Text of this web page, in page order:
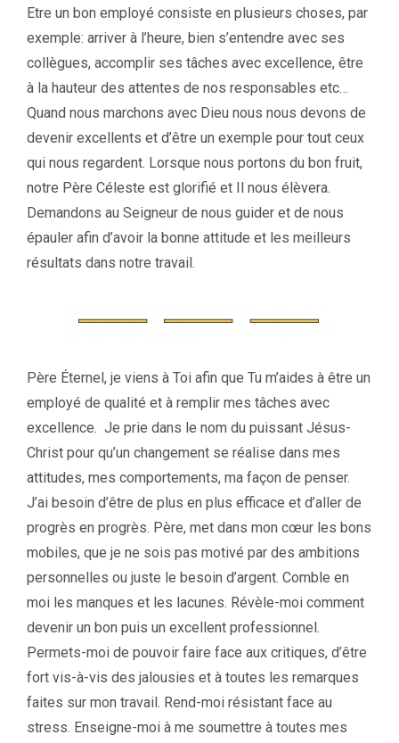
Etre un bon employé consiste en plusieurs choses, par
exemple: arriver à l’heure, bien s’entendre avec ses
collègues, accomplir ses tâches avec excellence, être
à la hauteur des attentes de nos responsables etc…
Quand nous marchons avec Dieu nous nous devons de
devenir excellents et d’être un exemple pour tout ceux
qui nous regardent. Lorsque nous portons du bon fruit,
notre Père Céleste est glorifié et Il nous élèvera.
Demandons au Seigneur de nous guider et de nous
épauler afin d’avoir la bonne attitude et les meilleurs
résultats dans notre travail.
Père Éternel, je viens à Toi afin que Tu m’aides à être un
employé de qualité et à remplir mes tâches avec
excellence. Je prie dans le nom du puissant Jésus-
Christ pour qu’un changement se réalise dans mes
attitudes, mes comportements, ma façon de penser.
J’ai besoin d’être de plus en plus efficace et d’aller de
progrès en progrès. Père, met dans mon cœur les bons
mobiles, que je ne sois pas motivé par des ambitions
personnelles ou juste le besoin d’argent. Comble en
moi les manques et les lacunes. Révèle-moi comment
devenir un bon puis un excellent professionnel.
Permets-moi de pouvoir faire face aux critiques, d’être
fort vis-à-vis des jalousies et à toutes les remarques
faites sur mon travail. Rend-moi résistant face au
stress. Enseigne-moi à me soumettre à toutes mes